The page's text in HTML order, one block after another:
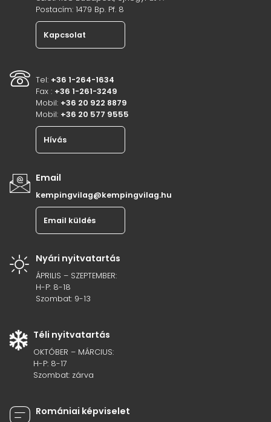
Postacím: 1479 Bp. Pf. 8
Kapcsolat
Tel: +36 1-264-1634
Fax : +36 1-261-3249
Mobil: +36 20 922 8879
Mobil: +36 20 577 9555
Hívás
Email
kempingvilag@kempingvilag.hu
Email küldés
Nyári nyitvatartás
ÁPRILIS – SZEPTEMBER:
H-P: 8-18
Szombat: 9-13
Téli nyitvatartás
OKTÓBER – MÁRCIUS:
H-P: 8-17
Szombat: zárva
Romániai képviselet